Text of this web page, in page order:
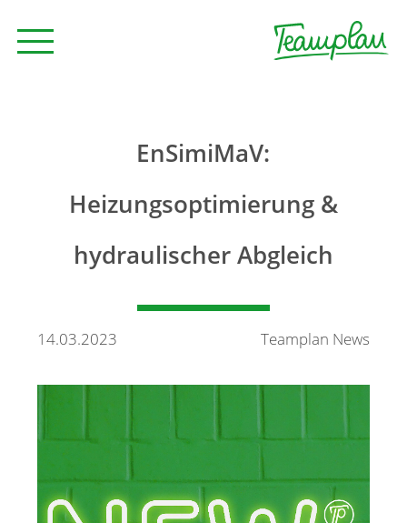
Beratung
Unternehmen
Kontakt
Merkzettel
Newsletter
EnSimiMaV:
Heizungsoptimierung &
hydraulischer Abgleich
14.03.2023 Teamplan News